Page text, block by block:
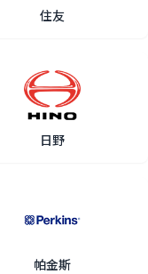
住友
日野
帕金斯